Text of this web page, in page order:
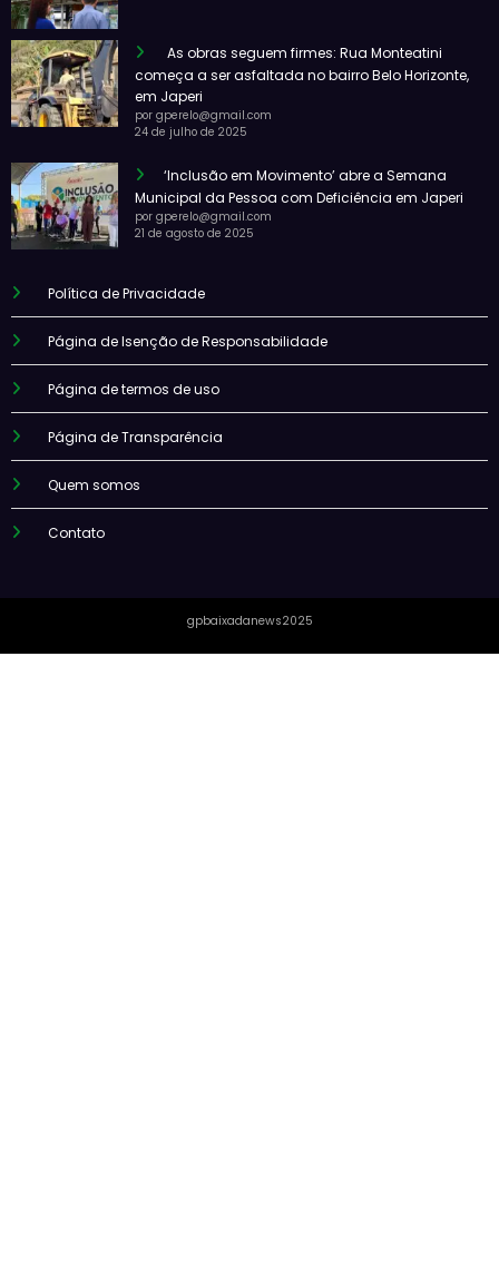
As obras seguem firmes: Rua Monteatini
começa a ser asfaltada no bairro Belo Horizonte,
em Japeri
por gperelo@gmail.com
24 de julho de 2025
‘Inclusão em Movimento’ abre a Semana
Municipal da Pessoa com Deficiência em Japeri
por gperelo@gmail.com
21 de agosto de 2025
Política de Privacidade
Página de Isenção de Responsabilidade
Página de termos de uso
Página de Transparência
Quem somos
Contato
gpbaixadanews2025